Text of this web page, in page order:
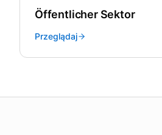
Öffentlicher Sektor
Przeglądaj